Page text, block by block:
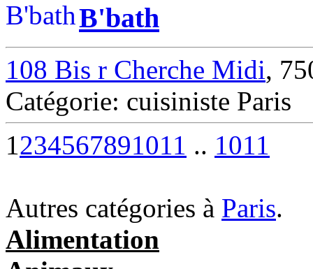
B'bath
108 Bis r Cherche Midi,
Catégorie: cuisiniste Paris
1234567891011 .. 1011
Autres catégories à Paris.
Alimentation